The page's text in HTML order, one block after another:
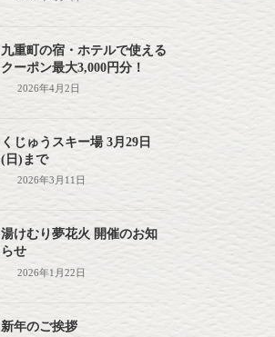
九重町の宿・ホテルで使える
クーポン最大3,000円分！
2026年4月2日
くじゅうスキー場 3月29日
(日)まで
2026年3月11日
湯けむり夢花火 開催のお知
らせ
2026年1月22日
新年のご挨拶